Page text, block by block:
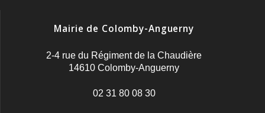
Mairie de Colomby-Anguerny
2-4 rue du Régiment de la Chaudière
14610 Colomby-Anguerny
02 31 80 08 30